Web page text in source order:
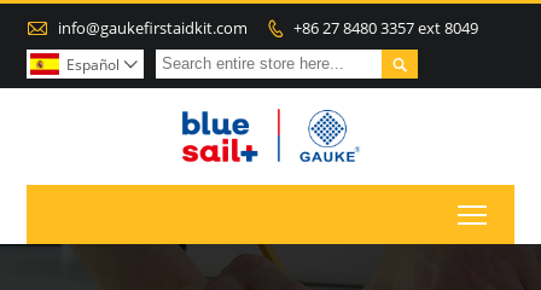
 info@gaukefirstaidkit.com  +86 27 8480 3357 ext 8049

Español 